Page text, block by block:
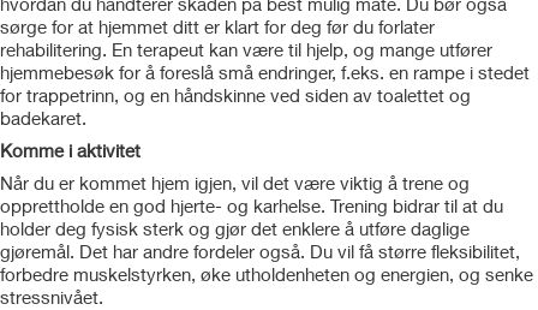
sørge for at hjemmet ditt er klart for deg før du forlater
rehabilitering. En terapeut kan være til hjelp, og mange utfører
hjemmebesøk for å foreslå små endringer, f.eks. en rampe i stedet
for trappetrinn, og en håndskinne ved siden av toalettet og
badekaret.
Komme i aktivitet
Når du er kommet hjem igjen, vil det være viktig å trene og
opprettholde en god hjerte- og karhelse. Trening bidrar til at du
holder deg fysisk sterk og gjør det enklere å utføre daglige
gjøremål. Det har andre fordeler også. Du vil få større fleksibilitet,
forbedre muskelstyrken, øke utholdenheten og energien, og senke
stressnivået.